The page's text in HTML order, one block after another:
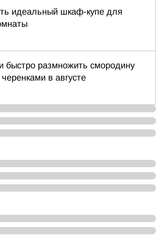
идеальный шкаф-купе для
быстро размножить смородину
в августе